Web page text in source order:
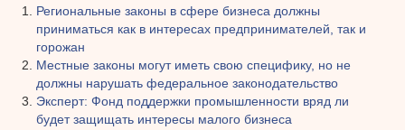
Региональные законы в сфере бизнеса должны
приниматься как в интересах предпринимателей, так и
горожан
Местные законы могут иметь свою специфику, но не
должны нарушать федеральное законодательство
Эксперт: Фонд поддержки промышленности вряд ли
будет защищать интересы малого бизнеса